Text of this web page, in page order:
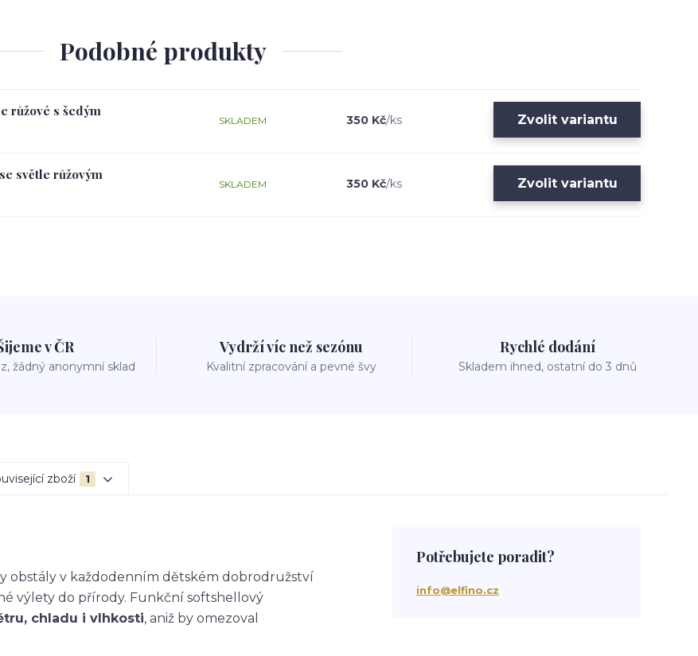
Podobné produkty
růžové s šedým
350 Kč/ks
SKLADEM Zvolit variantu
světle růžovým
350 Kč/ks
SKLADEM Zvolit variantu
v ČR
žádný anonymní sklad
Vydrží víc než sezónu
Kvalitní zpracování a pevné švy
Rychlé dodání
Skladem ihned, ostatní do 3 dnů
zboží 1
obstály v každodenním dětském dobrodružství
výlety do přírody. Funkční softshellový
chladu i vlhkosti, aniž by omezoval
Potřebujete poradit?
info@elfino.cz